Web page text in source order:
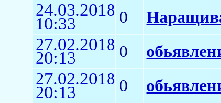
24.03.2018
10:33 0
27.02.2018
20:13 0
27.02.2018
20:13 0